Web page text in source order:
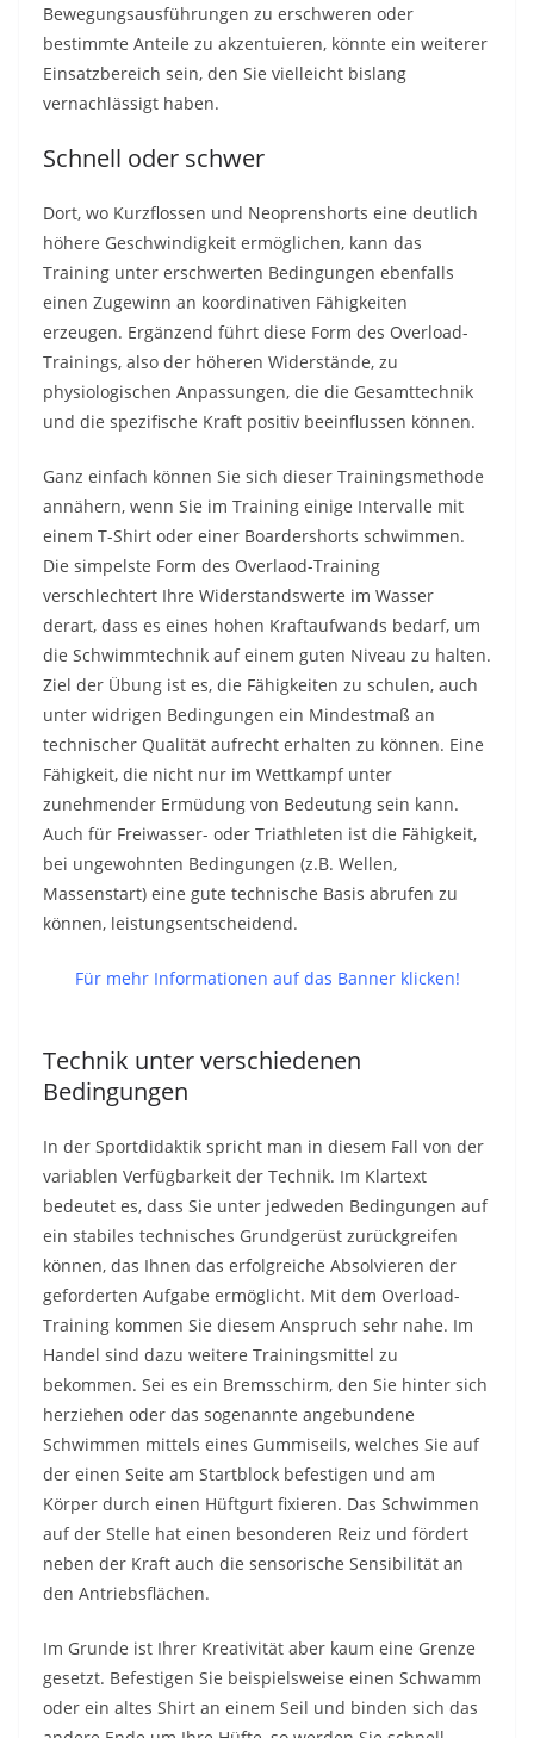
Bewegungsausführungen zu erschweren oder
bestimmte Anteile zu akzentuieren, könnte ein weiterer
Einsatzbereich sein, den Sie vielleicht bislang
vernachlässigt haben.
Schnell oder schwer
Dort, wo Kurzflossen und Neoprenshorts eine deutlich
höhere Geschwindigkeit ermöglichen, kann das
Training unter erschwerten Bedingungen ebenfalls
einen Zugewinn an koordinativen Fähigkeiten
erzeugen. Ergänzend führt diese Form des Overload-
Trainings, also der höheren Widerstände, zu
physiologischen Anpassungen, die die Gesamttechnik
und die spezifische Kraft positiv beeinflussen können.
Ganz einfach können Sie sich dieser Trainingsmethode
annähern, wenn Sie im Training einige Intervalle mit
einem T-Shirt oder einer Boardershorts schwimmen.
Die simpelste Form des Overlaod-Training
verschlechtert Ihre Widerstandswerte im Wasser
derart, dass es eines hohen Kraftaufwands bedarf, um
die Schwimmtechnik auf einem guten Niveau zu halten.
Ziel der Übung ist es, die Fähigkeiten zu schulen, auch
unter widrigen Bedingungen ein Mindestmaß an
technischer Qualität aufrecht erhalten zu können. Eine
Fähigkeit, die nicht nur im Wettkampf unter
zunehmender Ermüdung von Bedeutung sein kann.
Auch für Freiwasser- oder Triathleten ist die Fähigkeit,
bei ungewohnten Bedingungen (z.B. Wellen,
Massenstart) eine gute technische Basis abrufen zu
können, leistungsentscheidend.
Für mehr Informationen auf das Banner klicken!
Technik unter verschiedenen
Bedingungen
In der Sportdidaktik spricht man in diesem Fall von der
variablen Verfügbarkeit der Technik. Im Klartext
bedeutet es, dass Sie unter jedweden Bedingungen auf
ein stabiles technisches Grundgerüst zurückgreifen
können, das Ihnen das erfolgreiche Absolvieren der
geforderten Aufgabe ermöglicht. Mit dem Overload-
Training kommen Sie diesem Anspruch sehr nahe. Im
Handel sind dazu weitere Trainingsmittel zu
bekommen. Sei es ein Bremsschirm, den Sie hinter sich
herziehen oder das sogenannte angebundene
Schwimmen mittels eines Gummiseils, welches Sie auf
der einen Seite am Startblock befestigen und am
Körper durch einen Hüftgurt fixieren. Das Schwimmen
auf der Stelle hat einen besonderen Reiz und fördert
neben der Kraft auch die sensorische Sensibilität an
den Antriebsflächen.
Im Grunde ist Ihrer Kreativität aber kaum eine Grenze
gesetzt. Befestigen Sie beispielsweise einen Schwamm
oder ein altes Shirt an einem Seil und binden sich das